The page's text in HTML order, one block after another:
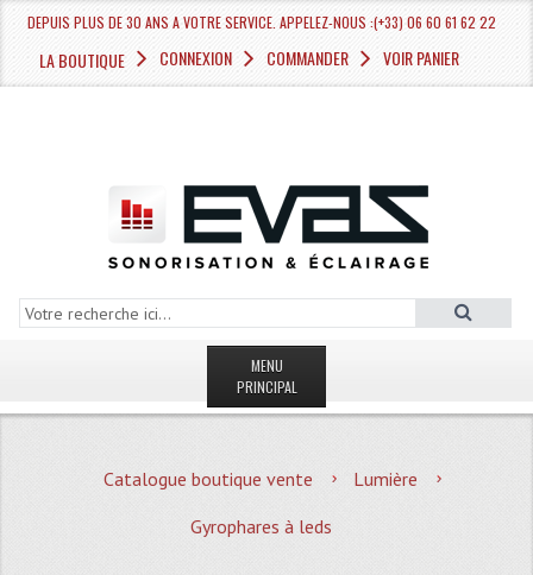
DEPUIS PLUS DE 30 ANS A VOTRE SERVICE. APPELEZ-NOUS :(+33) 06 60 61 62 22
LA BOUTIQUE CONNEXION COMMANDER VOIR PANIER
MENU
PRINCIPAL
MAGASIN
Quoi De Neuf?
Catalogue boutique vente
Lumière
Gyrophares à leds